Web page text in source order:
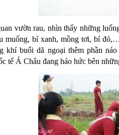
vườn rau, nhìn thấy những
muống, bí xanh, mồng tơi, bí
khí buổi dã ngoại thêm phần
tế Á Châu đang háo hức bên